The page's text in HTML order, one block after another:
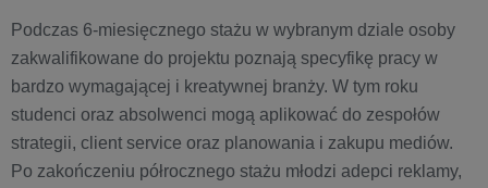
Podczas 6-miesięcznego stażu w wybranym dziale osoby
zakwalifikowane do projektu poznają specyfikę pracy w
bardzo wymagającej i kreatywnej branży. W tym roku
studenci oraz absolwenci mogą aplikować do zespołów
strategii, client service oraz planowania i zakupu mediów.
Po zakończeniu półrocznego stażu młodzi adepci reklamy,